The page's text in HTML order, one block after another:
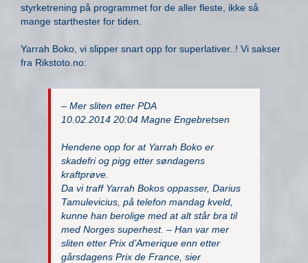
styrketrening på programmet for de aller fleste, ikke så
mange starthester for tiden.
Yarrah Boko, vi slipper snart opp for superlativer..! Vi sakser
fra Rikstoto.no:
– Mer sliten etter PDA
10.02.2014 20:04 Magne Engebretsen
Hendene opp for at Yarrah Boko er
skadefri og pigg etter søndagens
kraftprøve.
Da vi traff Yarrah Bokos oppasser, Darius
Tamulevicius, på telefon mandag kveld,
kunne han berolige med at alt står bra til
med Norges superhest. – Han var mer
sliten etter Prix d’Amerique enn etter
gårsdagens Prix de France, sier